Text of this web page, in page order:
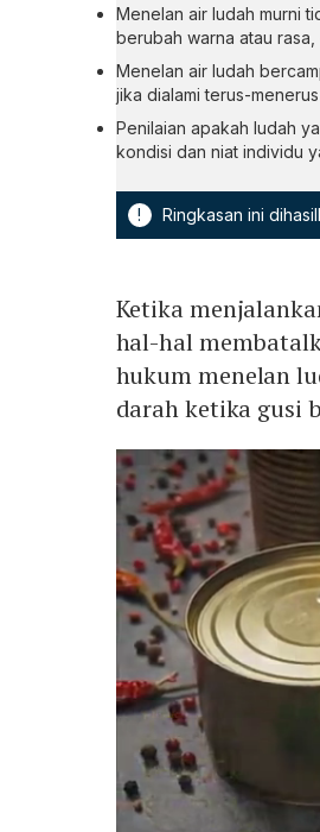
Menelan air ludah murni
berubah warna atau
Menelan air ludah
jika dialami terus-
Penilaian apakah ludah
kondisi dan niat individu
! Ringkasan ini
Ketika
hal-hal
hukum menelan
darah ketika gusi